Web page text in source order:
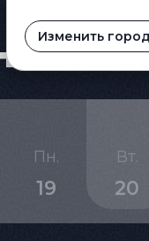
Изменить город
Пн.
19
Вт.
20